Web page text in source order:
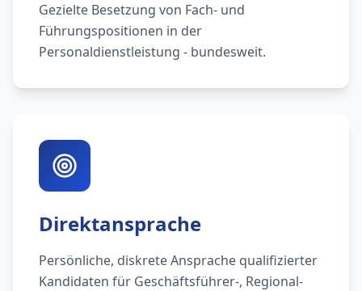
Gezielte Besetzung von Fach- und
Führungspositionen in der
Personaldienstleistung - bundesweit.
Direktansprache
Persönliche, diskrete Ansprache qualifizierter
Kandidaten für Geschäftsführer-, Regional-